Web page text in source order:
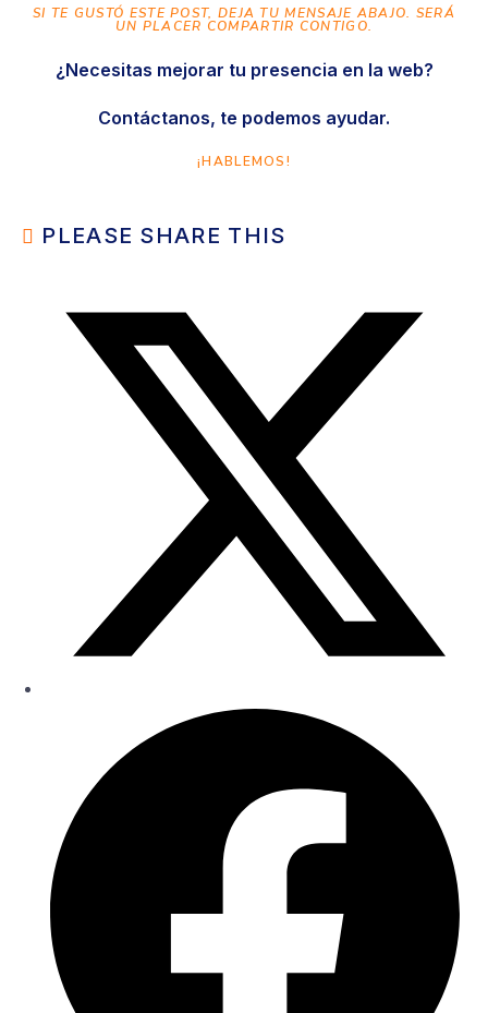
SI TE GUSTÓ ESTE POST, DEJA TU MENSAJE ABAJO. SERÁ
UN PLACER COMPARTIR CONTIGO.
¿Necesitas mejorar tu presencia en la web?
Contáctanos, te podemos ayudar.
¡HABLEMOS!
PLEASE SHARE THIS